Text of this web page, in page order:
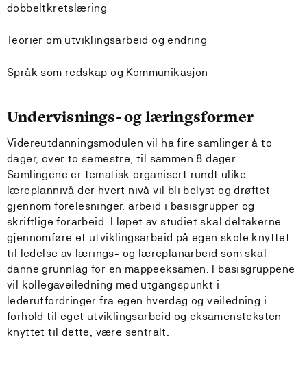
dobbeltkretslæring
Teorier om utviklingsarbeid og endring
Språk som redskap og Kommunikasjon
Undervisnings- og læringsformer
Videreutdanningsmodulen vil ha fire samlinger à to
dager, over to semestre, til sammen 8 dager.
Samlingene er tematisk organisert rundt ulike
læreplannivå der hvert nivå vil bli belyst og drøftet
gjennom forelesninger, arbeid i basisgrupper og
skriftlige forarbeid. I løpet av studiet skal deltakerne
gjennomføre et utviklingsarbeid på egen skole knyttet
til ledelse av lærings- og læreplanarbeid som skal
danne grunnlag for en mappeeksamen. I basisgruppene
vil kollegaveiledning med utgangspunkt i
lederutfordringer fra egen hverdag og veiledning i
forhold til eget utviklingsarbeid og eksamensteksten
knyttet til dette, være sentralt.